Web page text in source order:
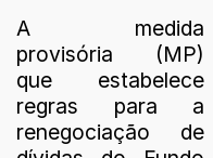
A medida
provisória (MP)
que estabelece
regras para a
renegociação de